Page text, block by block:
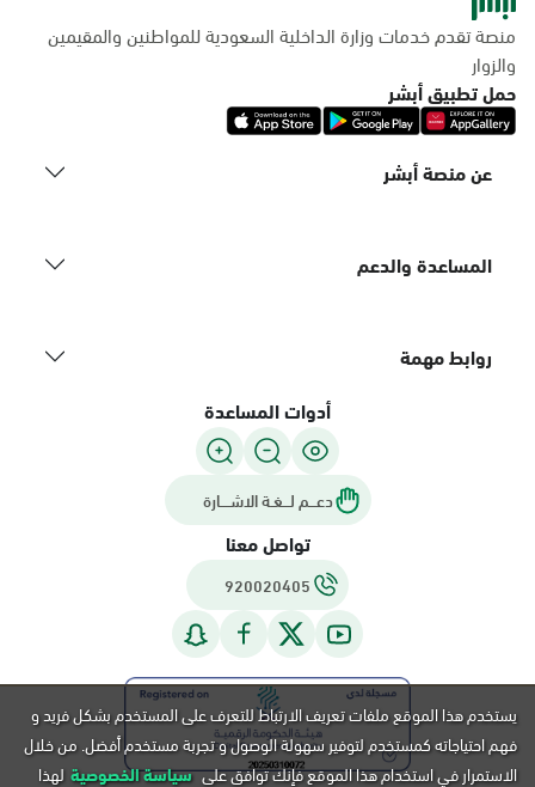
منصة تقدم خدمات وزارة الداخلية السعودية للمواطنين والمقيمين
والزوار
حمل تطبيق أبشر
عن منصة أبشر
المساعدة والدعم
روابط مهمة
أدوات المساعدة
دعـــم لـــغـة الاشــــارة
تواصل معنا
920020405
يستخدم هذا الموقع ملفات تعريف الارتباط للتعرف على المستخدم بشكل فريد و
فهم احتياجاته كمستخدم لتوفير سهولة الوصول و تجربة مستخدم أفضل. من خلال
الاستمرار في استخدام هذا الموقع فإنك توافق على سياسة الخصوصية لهذا